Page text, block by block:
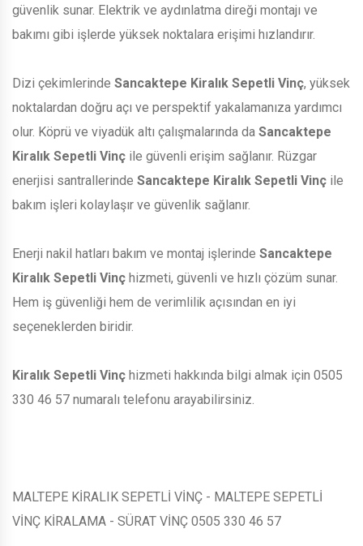
güvenlik sunar. Elektrik ve aydınlatma direği montajı ve
bakımı gibi işlerde yüksek noktalara erişimi hızlandırır.
Dizi çekimlerinde Sancaktepe Kiralık Sepetli Vinç, yüksek
noktalardan doğru açı ve perspektif yakalamanıza yardımcı
olur. Köprü ve viyadük altı çalışmalarında da Sancaktepe
Kiralık Sepetli Vinç ile güvenli erişim sağlanır. Rüzgar
enerjisi santrallerinde Sancaktepe Kiralık Sepetli Vinç ile
bakım işleri kolaylaşır ve güvenlik sağlanır.
Enerji nakil hatları bakım ve montaj işlerinde Sancaktepe
Kiralık Sepetli Vinç hizmeti, güvenli ve hızlı çözüm sunar.
Hem iş güvenliği hem de verimlilik açısından en iyi
seçeneklerden biridir.
Kiralık Sepetli Vinç hizmeti hakkında bilgi almak için 0505
330 46 57 numaralı telefonu arayabilirsiniz.
MALTEPE KİRALIK SEPETLİ VİNÇ - MALTEPE SEPETLİ
VİNÇ KİRALAMA - SÜRAT VİNÇ 0505 330 46 57